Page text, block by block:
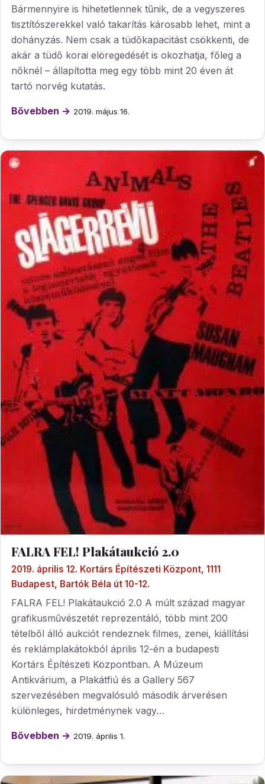
Bármennyire is hihetetlennek tűnik, de a vegyszeres
tisztítószerekkel való takarítás károsabb lehet, mint a
dohányzás. Nem csak a tüdőkapacitást csökkenti, de
akár a tüdő korai elöregedését is okozhatja, főleg a
nőknél – állapította meg egy több mint 20 éven át
tartó norvég kutatás.
Bővebben → 2019. május 16.
FALRA FEL! Plakátaukció 2.0
2019. április 12. Kortárs Építészeti Központ, 1111
Budapest, Bartók Béla út 10-12.
FALRA FEL! Plakátaukció 2.0 A múlt század magyar
grafikusművészetét reprezentáló, több mint 200
tételből álló aukciót rendeznek filmes, zenei, kiállítási
és reklámplakátokból április 12-én a budapesti
Kortárs Építészeti Központban. A Múzeum
Antikvárium, a Plakátfiú és a Gallery 567
szervezésében megvalósuló második árverésen
különleges, hirdetménynek vagy…
Bővebben → 2019. április 1.